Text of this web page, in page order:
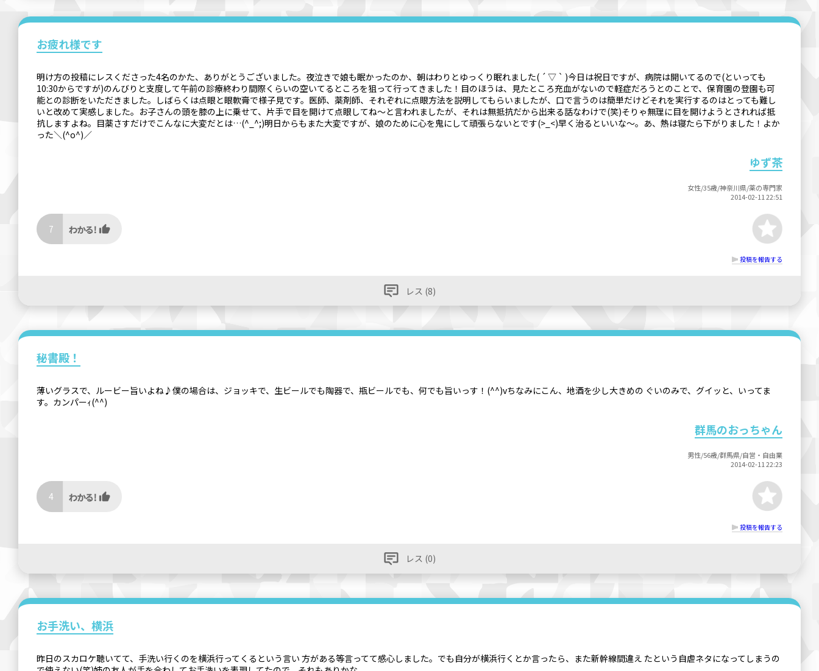
お疲れ様です
明け方の投稿にレスくださった4名のかた、ありがとうございました。夜泣きで娘も眠かったのか、朝はわりとゆっくり眠れました( ´ ▽ ` )今日は祝日ですが、病院は開いてるので(といっても
10:30からですが)のんびりと支度して午前の診療終わり間際くらいの空いてるところを狙って行ってきました！目のほうは、見たところ充血がないので軽症だろうとのことで、保育園の登園も可
能との診断をいただきました。しばらくは点眼と眼軟膏で様子見です。医師、薬剤師、それぞれに点眼方法を説明してもらいましたが、口で言うのは簡単だけどそれを実行するのはとっても難し
いと改めて実感しました。お子さんの頭を膝の上に乗せて、片手で目を開けて点眼してね〜と言われましたが、それは無抵抗だから出来る話なわけで(笑)そりゃ無理に目を開けようとされれば抵
抗しますよね。目薬さすだけでこんなに大変だとは…(^_^;)明日からもまた大変ですが、娘のために心を鬼にして頑張らないとです(>_<)早く治るといいな〜。あ、熱は寝たら下がりました！よか
った＼(^o^)／
ゆず茶
女性/35歳/神奈川県/薬の専門家
2014-02-11 22:51
7
投稿を報告する
レス (8)
秘書殿！
薄いグラスで、ルービー旨いよね♪僕の場合は、ジョッキで、生ビールでも陶器で、瓶ビールでも、何でも旨いっす！(^^)vちなみにこん、地酒を少し大きめの ぐいのみで、グイッと、いってま
す。カンパーｨ(^^)
群馬のおっちゃん
男性/56歳/群馬県/自営・自由業
2014-02-11 22:23
4
投稿を報告する
レス (0)
お手洗い、横浜
昨日のスカロケ聴いてて、手洗い行くのを横浜行ってくるという言い 方がある等言ってて感心しました。でも自分が横浜行くとか言ったら、また新幹線間違え たという自虐ネタになってしまうの